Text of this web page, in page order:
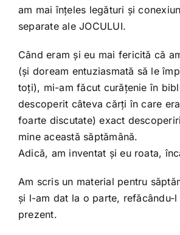
am mai înțeles legături și
separate ale JOCULUI.
Când eram și eu mai fericită că
(și doream entuziasmată să le
toți), mi-am făcut curățenie în
descoperit câteva cărți în care
foarte discutate) exact
mine această săptămână.
Adică, am inventat și eu roata,
Am scris un material pentru
și l-am dat la o parte, refăcându-
prezent.